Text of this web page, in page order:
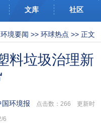
文库 社区
环境要闻 >> 环球热点 >> 正文
料垃圾治理新
国环境报 点击数： 266 更新时
6